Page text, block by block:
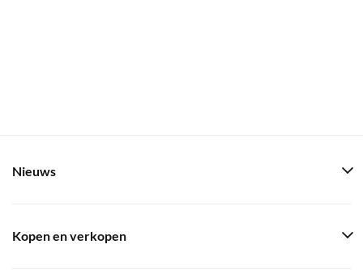
Nieuws
Kopen en verkopen